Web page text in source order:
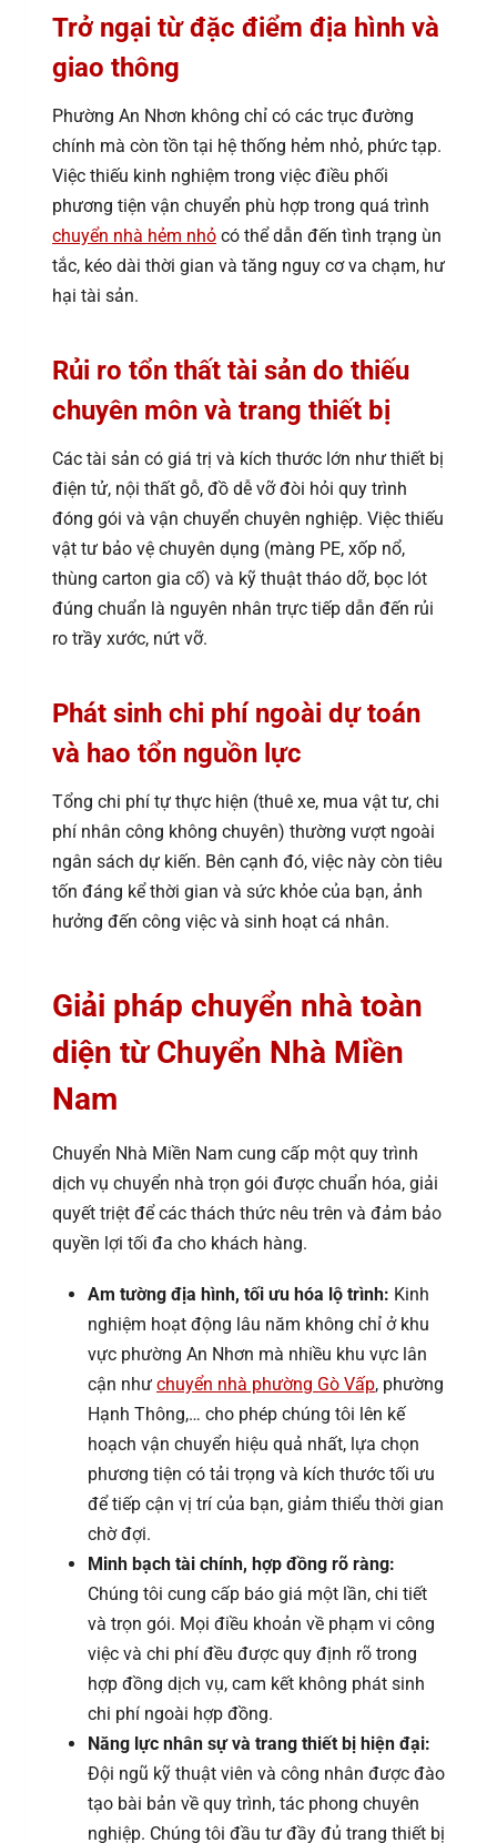
Trở ngại từ đặc điểm địa hình và
giao thông
Phường An Nhơn không chỉ có các trục đường
chính mà còn tồn tại hệ thống hẻm nhỏ, phức tạp.
Việc thiếu kinh nghiệm trong việc điều phối
phương tiện vận chuyển phù hợp trong quá trình
chuyển nhà hẻm nhỏ có thể dẫn đến tình trạng ùn
tắc, kéo dài thời gian và tăng nguy cơ va chạm, hư
hại tài sản.
Rủi ro tổn thất tài sản do thiếu
chuyên môn và trang thiết bị
Các tài sản có giá trị và kích thước lớn như thiết bị
điện tử, nội thất gỗ, đồ dễ vỡ đòi hỏi quy trình
đóng gói và vận chuyển chuyên nghiệp. Việc thiếu
vật tư bảo vệ chuyên dụng (màng PE, xốp nổ,
thùng carton gia cố) và kỹ thuật tháo dỡ, bọc lót
đúng chuẩn là nguyên nhân trực tiếp dẫn đến rủi
ro trầy xước, nứt vỡ.
Phát sinh chi phí ngoài dự toán
và hao tổn nguồn lực
Tổng chi phí tự thực hiện (thuê xe, mua vật tư, chi
phí nhân công không chuyên) thường vượt ngoài
ngân sách dự kiến. Bên cạnh đó, việc này còn tiêu
tốn đáng kể thời gian và sức khỏe của bạn, ảnh
hưởng đến công việc và sinh hoạt cá nhân.
Giải pháp chuyển nhà toàn
diện từ Chuyển Nhà Miền
Nam
Chuyển Nhà Miền Nam cung cấp một quy trình
dịch vụ chuyển nhà trọn gói được chuẩn hóa, giải
quyết triệt để các thách thức nêu trên và đảm bảo
quyền lợi tối đa cho khách hàng.
Am tường địa hình, tối ưu hóa lộ trình: Kinh
nghiệm hoạt động lâu năm không chỉ ở khu
vực phường An Nhơn mà nhiều khu vực lân
cận như chuyển nhà phường Gò Vấp, phường
Hạnh Thông,… cho phép chúng tôi lên kế
hoạch vận chuyển hiệu quả nhất, lựa chọn
phương tiện có tải trọng và kích thước tối ưu
để tiếp cận vị trí của bạn, giảm thiểu thời gian
chờ đợi.
Minh bạch tài chính, hợp đồng rõ ràng:
Chúng tôi cung cấp báo giá một lần, chi tiết
và trọn gói. Mọi điều khoản về phạm vi công
việc và chi phí đều được quy định rõ trong
hợp đồng dịch vụ, cam kết không phát sinh
chi phí ngoài hợp đồng.
Năng lực nhân sự và trang thiết bị hiện đại:
Đội ngũ kỹ thuật viên và công nhân được đào
tạo bài bản về quy trình, tác phong chuyên
nghiệp. Chúng tôi đầu tư đầy đủ trang thiết bị